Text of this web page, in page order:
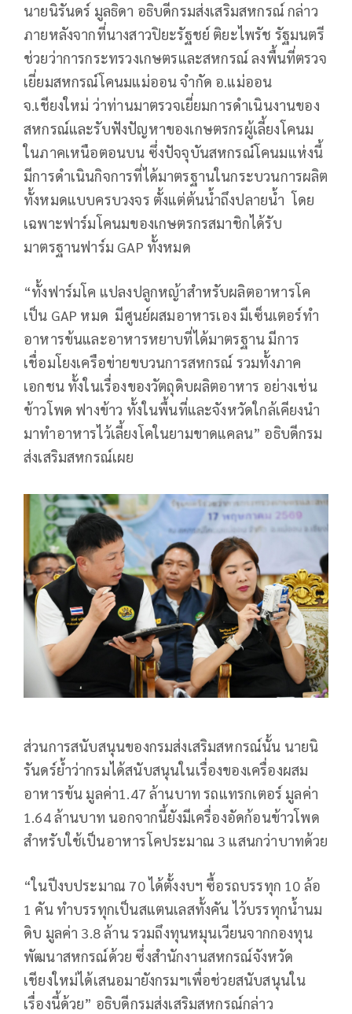
นายนิรันดร์ มูลธิดา อธิบดีกรมส่งเสริมสหกรณ์ กล่าว
ภายหลังจากที่นางสาวปิยะรัฐชย์ ติยะไพรัช รัฐมนตรี
ช่วยว่าการกระทรวงเกษตรและสหกรณ์ ลงพื้นที่ตรวจ
เยี่ยมสหกรณ์โคนมแม่ออน จำกัด อ.แม่ออน
จ.เชียงใหม่ ว่าท่านมาตรวจเยี่ยมการดำเนินงานของ
สหกรณ์และรับฟังปัญหาของเกษตรกรผู้เลี้ยงโคนม
ในภาคเหนือตอนบน ซึ่งปัจจุบันสหกรณ์โคนมแห่งนี้
มีการดำเนินกิจการที่ได้มาตรฐานในกระบวนการผลิต
ทั้งหมดแบบครบวงจร ตั้งแต่ต้นน้ำถึงปลายน้ำ โดย
เฉพาะฟาร์มโคนมของเกษตรกรสมาชิกได้รับ
มาตรฐานฟาร์ม GAP ทั้งหมด
“ทั้งฟาร์มโค แปลงปลูกหญ้าสำหรับผลิตอาหารโค
เป็น GAP หมด มีศูนย์ผสมอาหารเอง มีเซ็นเตอร์ทำ
อาหารข้นและอาหารหยาบที่ได้มาตรฐาน มีการ
เชื่อมโยงเครือข่ายขบวนการสหกรณ์ รวมทั้งภาค
เอกชน ทั้งในเรื่องของวัตถุดิบผลิตอาหาร อย่างเช่น
ข้าวโพด ฟางข้าว ทั้งในพื้นที่และจังหวัดใกล้เคียงนำ
มาทำอาหารไว้เลี้ยงโคในยามขาดแคลน” อธิบดีกรม
ส่งเสริมสหกรณ์เผย
ส่วนการสนับสนุนของกรมส่งเสริมสหกรณ์นั้น นายนิ
รันดร์ย้ำว่ากรมได้สนับสนุนในเรื่องของเครื่องผสม
อาหารข้น มูลค่า1.47 ล้านบาท รถแทรกเตอร์ มูลค่า
1.64 ล้านบาท นอกจากนี้ยังมีเครื่องอัดก้อนข้าวโพด
สำหรับใช้เป็นอาหารโคประมาณ 3 แสนกว่าบาทด้วย
“ในปีงบประมาณ 70 ได้ตั้งงบฯ ซื้อรถบรรทุก 10 ล้อ
1 คัน ทำบรรทุกเป็นสแตนเลสทั้งคัน ไว้บรรทุกน้ำนม
ดิบ มูลค่า 3.8 ล้าน รวมถึงทุนหมุนเวียนจากกองทุน
พัฒนาสหกรณ์ด้วย ซึ่งสำนักงานสหกรณ์จังหวัด
เชียงใหม่ได้เสนอมายังกรมฯเพื่อช่วยสนับสนุนใน
เรื่องนี้ด้วย” อธิบดีกรมส่งเสริมสหกรณ์กล่าว